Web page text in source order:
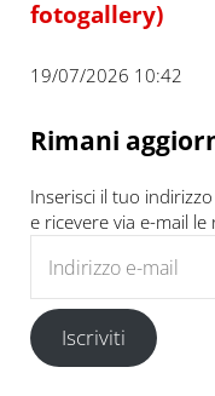
fotogallery)
19/07/2026 10:42
Rimani
Inserisci il tuo
e ricevere via e-mail
Iscriviti